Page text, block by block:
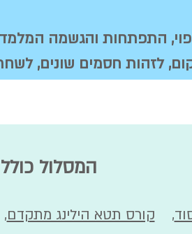
התפתחות והגשמה
לזהות חסמים שונים,
המסלול כולל 4
, קורס תטא הילינג מתקדם